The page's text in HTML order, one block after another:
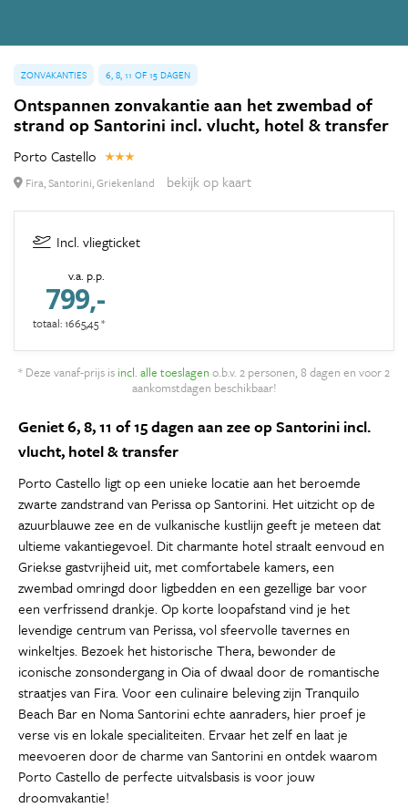
ZONVAKANTIES 6, 8, 11 OF 15 DAGEN
Ontspannen zonvakantie aan het zwembad of
strand op Santorini incl. vlucht, hotel & transfer
Porto Castello
Fira, Santorini, Griekenland bekijk op kaart
Incl. vliegticket
v.a. p.p.
799,-
totaal: 1665,45 *
* Deze vanaf-prijs is incl. alle toeslagen o.b.v. 2 personen, 8 dagen en voor 2
aankomstdagen beschikbaar!
Geniet 6, 8, 11 of 15 dagen aan zee op Santorini incl.
vlucht, hotel & transfer
Porto Castello ligt op een unieke locatie aan het beroemde
zwarte zandstrand van Perissa op Santorini. Het uitzicht op de
azuurblauwe zee en de vulkanische kustlijn geeft je meteen dat
ultieme vakantiegevoel. Dit charmante hotel straalt eenvoud en
Griekse gastvrijheid uit, met comfortabele kamers, een
zwembad omringd door ligbedden en een gezellige bar voor
een verfrissend drankje. Op korte loopafstand vind je het
levendige centrum van Perissa, vol sfeervolle tavernes en
winkeltjes. Bezoek het historische Thera, bewonder de
iconische zonsondergang in Oia of dwaal door de romantische
straatjes van Fira. Voor een culinaire beleving zijn Tranquilo
Beach Bar en Noma Santorini echte aanraders, hier proef je
verse vis en lokale specialiteiten. Ervaar het zelf en laat je
meevoeren door de charme van Santorini en ontdek waarom
Porto Castello de perfecte uitvalsbasis is voor jouw
droomvakantie!